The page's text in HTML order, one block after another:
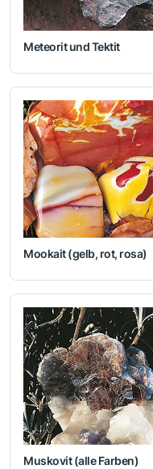
Meteorit und Tektit
Mookait (gelb, rot, rosa)
Muskovit (alle Farben)